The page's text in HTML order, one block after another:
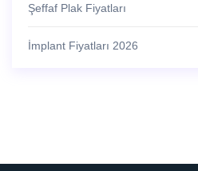
Şeffaf Plak Fiyatları
İmplant Fiyatları 2026